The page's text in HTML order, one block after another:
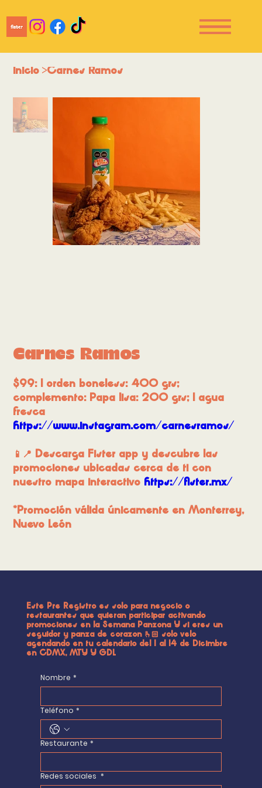
Inicio >Carnes Ramos
Carnes Ramos
$99: 1 orden boneless: 400 grs;
complemento: Papa lisa: 200 grs; 1 agua
fresca
https://www.instagram.com/carnesramos/
📱📍 Descarga Fister app y descubre las
promociones ubicadas cerca de ti con
nuestro mapa interactivo https://fister.mx/
*Promoción válida únicamente en Monterrey,
Nuevo León
Este Pre Registro es solo para negocio o
restaurantes que quieran participar activando
promociones en la Semana Panzona Y si eres un
seguidor y panza de corazon 🫰🏻 solo velo
agendando en tu calendario del 1 al 14 de Dicimbre
en CDMX, MTY Y GDL
Nombre *
Teléfono *
Restaurante *
Redes sociales *